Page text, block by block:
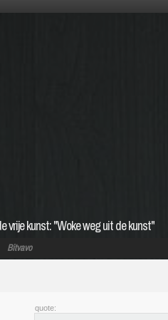
vrije kunst: "Woke weg uit de kunst"
Bitvavo
quote: